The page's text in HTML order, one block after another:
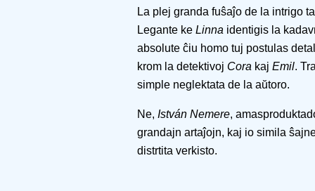
La plej granda fuŝaĵo de la intrigo
Legante ke Linna identigis la
absolute ĉiu homo tuj postulas
krom la detektivoj Cora kaj Emil.
simple neglektata de la aŭtoro.
Ne, István Nemere,
grandajn artaĵojn, kaj io simila
distrtita verkisto.